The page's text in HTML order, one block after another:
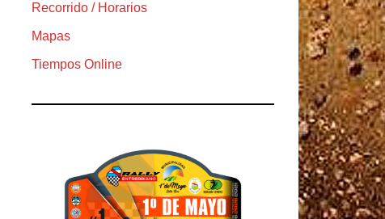
Recorrido / Horarios
Mapas
Tiempos Online